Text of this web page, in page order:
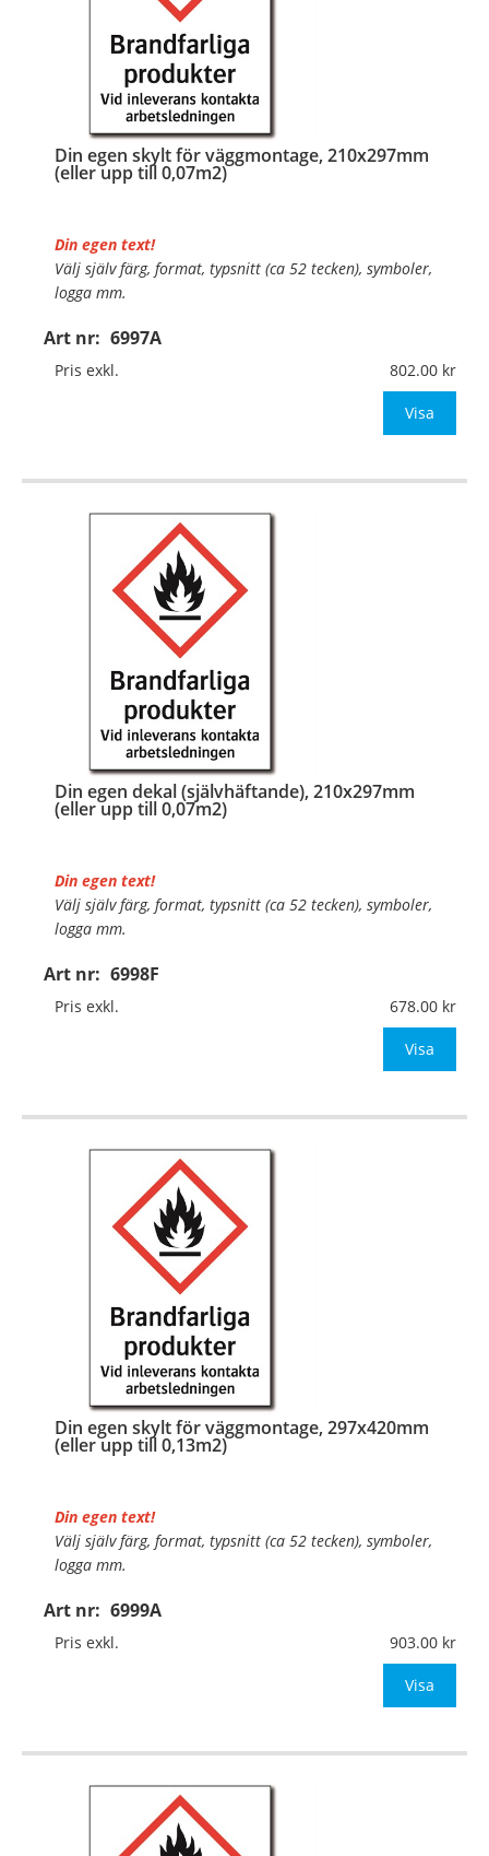
Din egen skylt för väggmontage, 210x297mm
(eller upp till 0,07m2)
Art nr: 6997A
Din egen text!
Välj själv färg, format, typsnitt (ca 52 tecken), symboler,
logga mm.
Material:Plan aluminium, 0,7mm (väggmontage)
Mått:210x297mm (eller annat mått upp till 0,07m²)
Pris exkl. 802.00
Visa
Din egen dekal (självhäftande), 210x297mm
(eller upp till 0,07m2)
Art nr: 6998F
Din egen text!
Välj själv färg, format, typsnitt (ca 52 tecken), symboler,
logga mm.
Material:Självhäftande folie
Mått:210x297mm (eller annat mått upp till 0,07m²)
Pris exkl. 678.00
Visa
Din egen skylt för väggmontage, 297x420mm
(eller upp till 0,13m2)
Art nr: 6999A
Din egen text!
Välj själv färg, format, typsnitt (ca 52 tecken), symboler,
logga mm.
Material:Plan aluminium, 0,7mm (väggmontage)
Mått:297x420mm (eller annat mått upp till 0,13m²)
Pris exkl. 903.00
Visa